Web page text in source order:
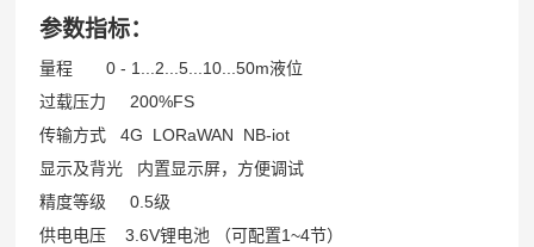
参数指标：
量程 0 - 1...2...5...10...50m液位
过载压力 200%FS
传输方式 4G LORaWAN NB-iot
显示及背光 内置显示屏，方便调试
精度等级 0.5级
供电电压 3.6V锂电池 （可配置1~4节）